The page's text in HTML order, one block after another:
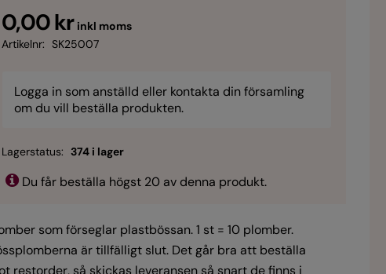
0,00 kr inkl moms
Artikelnr: SK25007
Logga in som anställd eller kontakta din församling
om du vill beställa produkten.
Lagerstatus: 374 i lager
Du får beställa högst 20 av denna produkt.
som förseglar plastbössan. 1 st = 10 plomber.
är tillfälligt slut. Det går bra att beställa
restorder, så skickas leveransen så snart de finns i